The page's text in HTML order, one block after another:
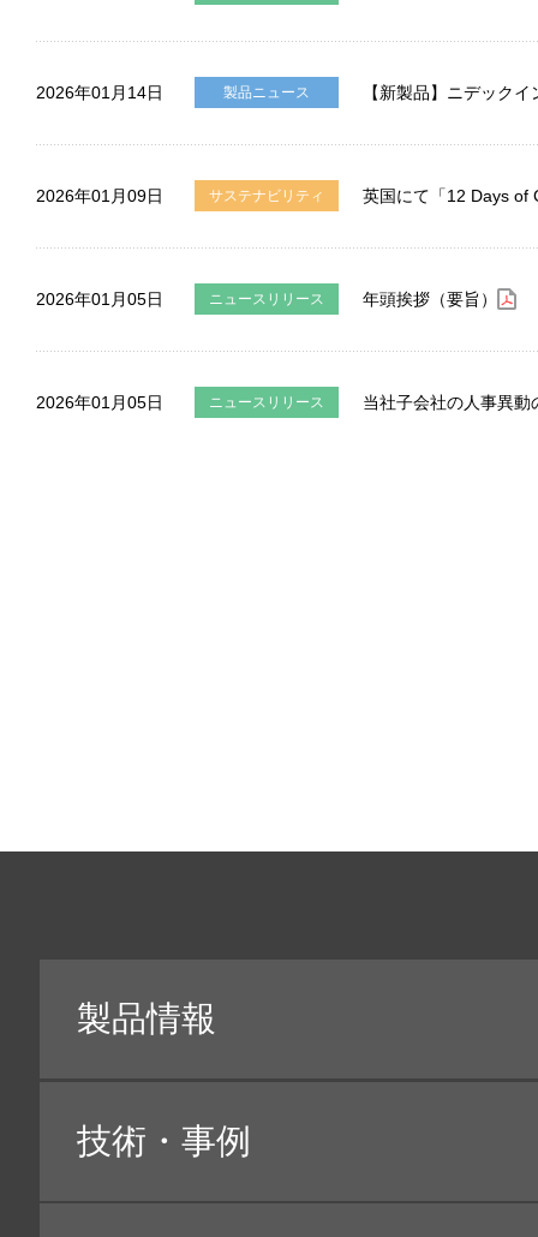
2026年01月14日 製品ニュース 【新製品】ニデック
2026年01月09日 サステナビリティ 英国にて「12 Days of
2026年01月05日 ニュースリリース 年頭挨拶（要旨）
2026年01月05日 ニュースリリース 当社子会社の人事異